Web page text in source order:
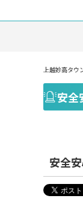
上越妙高タウ
安全
安全